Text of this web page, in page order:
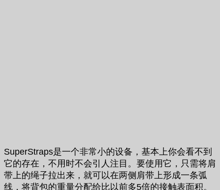
SuperStraps是一个非常小的设备，基本上你会看不到
它的存在，不用时不会引人注目。要使用它，只需将肩
带上的绳子拉出来，就可以在两侧肩带上形成一条弧
线，将背包的重量分配给比以前多5倍的接触表面积。